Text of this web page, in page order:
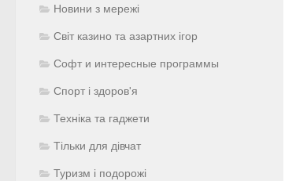
Новини з мережі
Світ казино та азартних ігор
Софт и интересные программы
Спорт і здоров'я
Техніка та гаджети
Тільки для дівчат
Туризм і подорожі